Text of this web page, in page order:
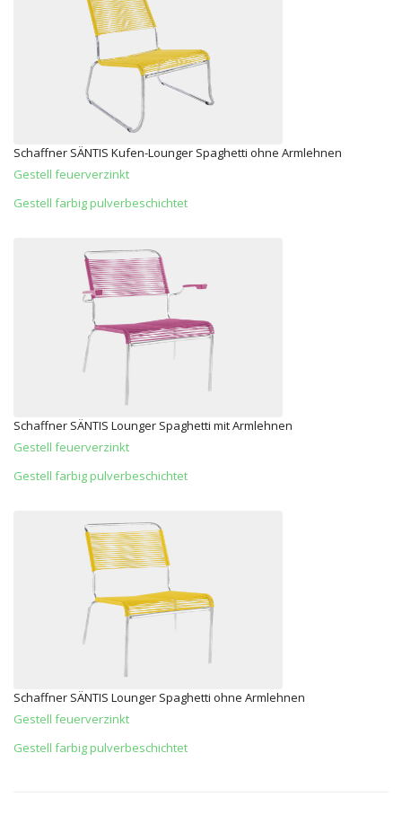
Schaffner SÄNTIS Kufen-Lounger Spaghetti ohne Armlehnen
Gestell feuerverzinkt
Gestell farbig pulverbeschichtet
Schaffner SÄNTIS Lounger Spaghetti mit Armlehnen
Gestell feuerverzinkt
Gestell farbig pulverbeschichtet
Schaffner SÄNTIS Lounger Spaghetti ohne Armlehnen
Gestell feuerverzinkt
Gestell farbig pulverbeschichtet